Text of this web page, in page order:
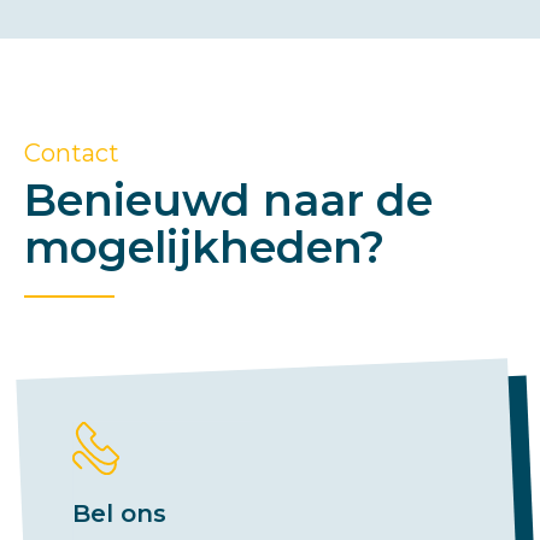
Contact
Benieuwd naar de
mogelijkheden?
Bel ons